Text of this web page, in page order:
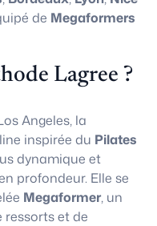
de Megaformers
Lagree ?
Angeles, la
inspirée du Pilates
dynamique et
profondeur. Elle se
Megaformer, un
et de